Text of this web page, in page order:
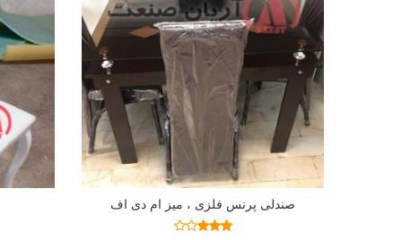
صندلی پرنس فلزی ، میز ام دی اف
اطلاعات بیشتر